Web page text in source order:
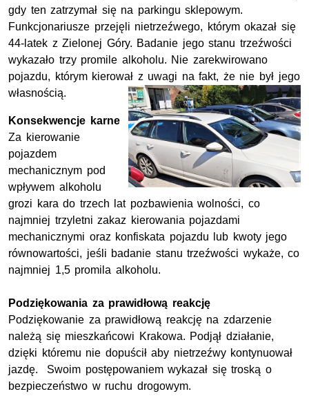
gdy ten zatrzymał się na parkingu sklepowym.
Funkcjonariusze przejęli nietrzeźwego, którym okazał się
44-latek z Zielonej Góry. Badanie jego stanu trzeźwości
wykazało trzy promile alkoholu. Nie zarekwirowano
pojazdu, którym kierował z uwagi na fakt, że nie był jego
własnością.
Konsekwencje karne
Za kierowanie
pojazdem
mechanicznym pod
wpływem alkoholu
grozi kara do trzech lat pozbawienia wolności, co
najmniej trzyletni zakaz kierowania pojazdami
mechanicznymi oraz konfiskata pojazdu lub kwoty jego
równowartości, jeśli badanie stanu trzeźwości wykaże, co
najmniej 1,5 promila alkoholu.
Podziękowania za prawidłową reakcję
Podziękowanie za prawidłową reakcję na zdarzenie
należą się mieszkańcowi Krakowa. Podjął działanie,
dzięki któremu nie dopuścił aby nietrzeźwy kontynuował
jazdę. Swoim postępowaniem wykazał się troską o
bezpieczeństwo w ruchu drogowym.